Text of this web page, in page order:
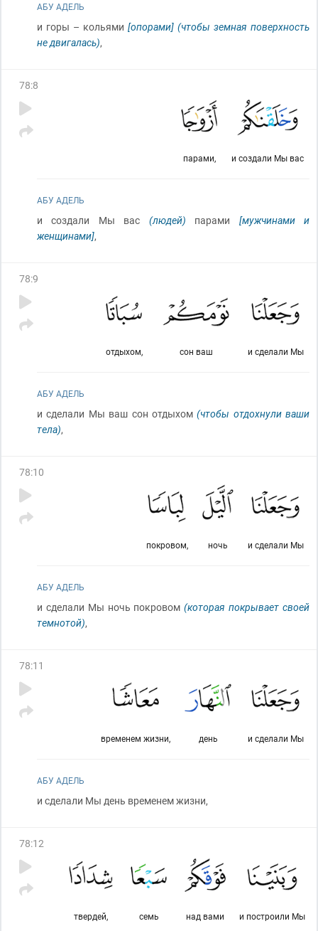
АБУ АДЕЛЬ
и горы – кольями [опорами] (чтобы земная поверхность
не двигалась),
78:8
и создали Мы вас
парами,
АБУ АДЕЛЬ
и создали Мы вас (людей) парами [мужчинами и
женщинами],
78:9
и сделали Мы
сон ваш
отдыхом,
АБУ АДЕЛЬ
и сделали Мы ваш сон отдыхом(чтобы отдохнули ваши
тела),
78:10
и сделали Мы
ночь
покровом,
АБУ АДЕЛЬ
и сделали Мы ночь покровом(которая покрывает своей
темнотой),
78:11
и сделали Мы
день
временем жизни,
АБУ АДЕЛЬ
и сделали Мы день временем жизни,
78:12
и построили Мы
над вами
семь
твердей,